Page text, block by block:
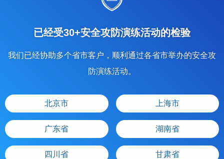
已经受30+安全攻防演练活动的检验
我们已经协助多个省市客户，顺利通过各省市举办的安全攻
防演练活动。
北京市 上海市
广东省 湖南省
四川省 甘肃省